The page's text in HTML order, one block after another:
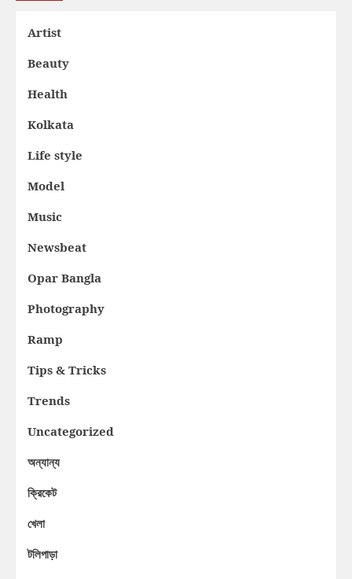
Artist
Beauty
Health
Kolkata
Life style
Model
Music
Newsbeat
Opar Bangla
Photography
Ramp
Tips & Tricks
Trends
Uncategorized
অন্যান্য
ক্রিকেট
খেলা
টলিপাড়া